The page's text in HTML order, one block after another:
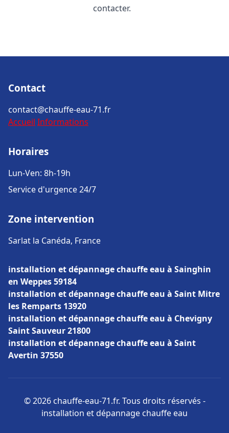
contacter.
Contact
contact@chauffe-eau-71.fr
Accueil Informations
Horaires
Lun-Ven: 8h-19h
Service d'urgence 24/7
Zone intervention
Sarlat la Canéda, France
installation et dépannage chauffe eau à Sainghin
en Weppes 59184
installation et dépannage chauffe eau à Saint Mitre
les Remparts 13920
installation et dépannage chauffe eau à Chevigny
Saint Sauveur 21800
installation et dépannage chauffe eau à Saint
Avertin 37550
© 2026 chauffe-eau-71.fr. Tous droits réservés -
installation et dépannage chauffe eau